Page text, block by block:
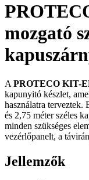
mozgató
A PROTECO KIT-
kapunyitó készlet,
használatra terveztek.
és 2,75 méter széles
minden szükséges
vezérlőpanelt, a
Jellemzők